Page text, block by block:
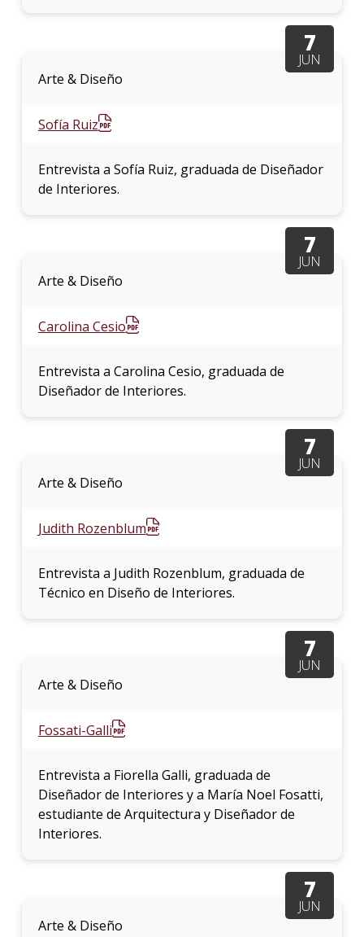
7
JUN
Arte & Diseño
Sofía Ruiz
Entrevista a Sofía Ruiz, graduada de Diseñador
de Interiores.
7
JUN
Arte & Diseño
Carolina Cesio
Entrevista a Carolina Cesio, graduada de
Diseñador de Interiores.
7
JUN
Arte & Diseño
Judith Rozenblum
Entrevista a Judith Rozenblum, graduada de
Técnico en Diseño de Interiores.
7
JUN
Arte & Diseño
Fossati-Galli
Entrevista a Fiorella Galli, graduada de
Diseñador de Interiores y a María Noel Fosatti,
estudiante de Arquitectura y Diseñador de
Interiores.
7
JUN
Arte & Diseño